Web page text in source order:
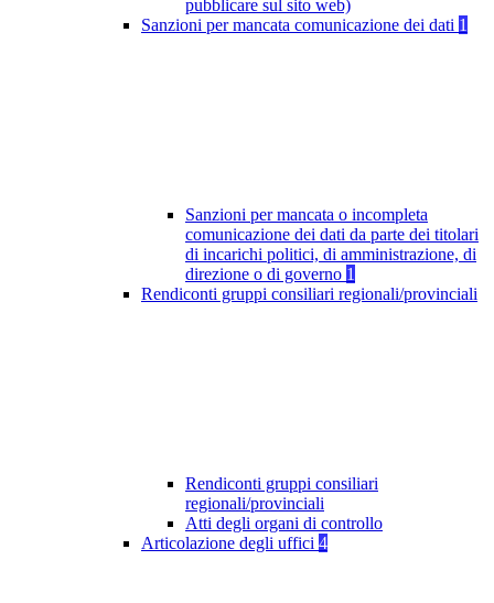
pubblicare sul sito web)
Sanzioni per mancata comunicazione dei dati 1
Sanzioni per mancata o incompleta
comunicazione dei dati da parte dei titolari
di incarichi politici, di amministrazione, di
direzione o di governo 1
Rendiconti gruppi consiliari regionali/provinciali
Rendiconti gruppi consiliari
regionali/provinciali
Atti degli organi di controllo
Articolazione degli uffici 4